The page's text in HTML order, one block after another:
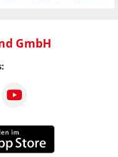
GmbH